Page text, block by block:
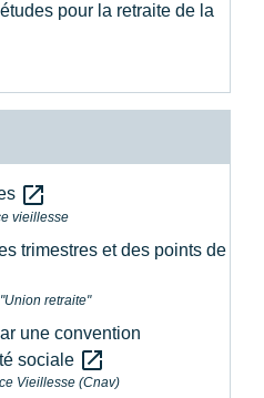
pour la retraite de la
open_in_new
vieillesse
trimestres et des points de
retraite"
une convention
sociale open_in_new
Vieillesse (Cnav)